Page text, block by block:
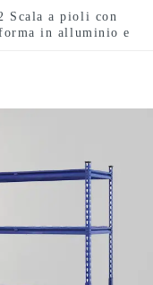
Scala a pioli con
in alluminio e